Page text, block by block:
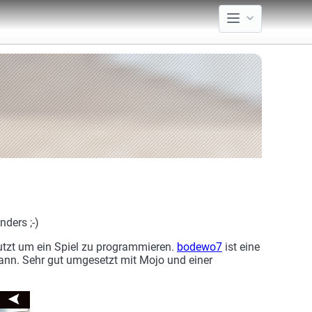
;-)
um ein Spiel zu programmieren. bodewo7 ist eine
Sehr gut umgesetzt mit Mojo und einer